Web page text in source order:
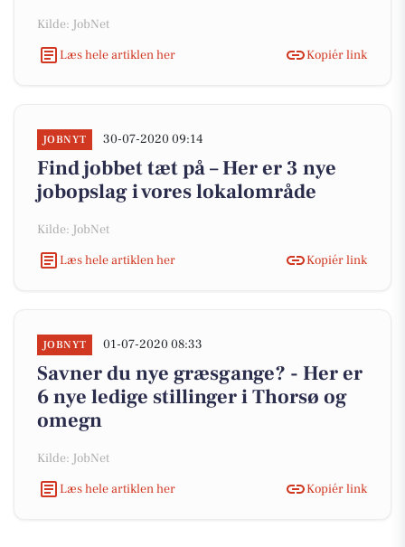
Kilde: JobNet
Læs hele artiklen her
Kopiér link
JOBNYT 30-07-2020 09:14
Find jobbet tæt på – Her er 3 nye
jobopslag i vores lokalområde
Kilde: JobNet
Læs hele artiklen her
Kopiér link
JOBNYT 01-07-2020 08:33
Savner du nye græsgange? - Her er
6 nye ledige stillinger i Thorsø og
omegn
Kilde: JobNet
Læs hele artiklen her
Kopiér link